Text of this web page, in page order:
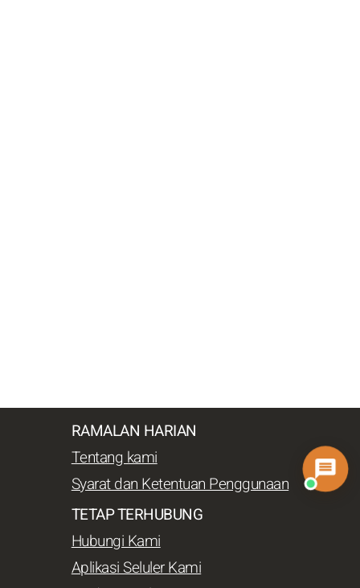
RAMALAN HARIAN
Tentang kami
Syarat dan Ketentuan Penggunaan
TETAP TERHUBUNG
Hubungi Kami
Aplikasi Seluler Kami